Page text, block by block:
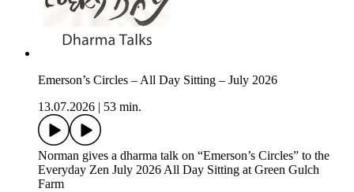
Emerson’s Circles – All Day Sitting – July 2026
13.07.2026
53 min.
Norman gives a dharma talk on “Emerson’s Circles” to the
Everyday Zen July 2026 All Day Sitting at Green Gulch
Farm